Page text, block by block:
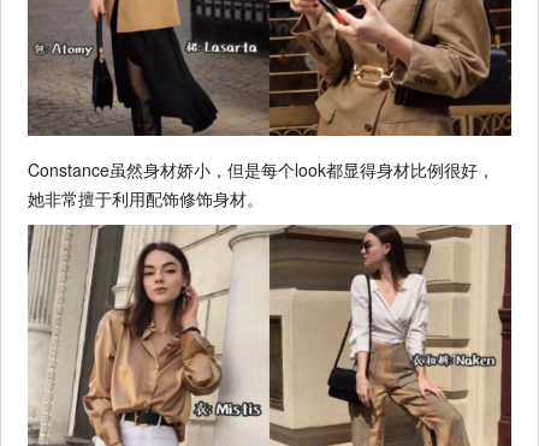
Constance虽然身材娇小，但是每个look都显得身材比例很好，
她非常擅于利用配饰修饰身材。